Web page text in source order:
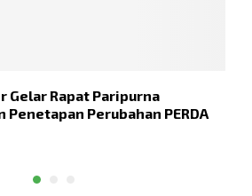
Gelar Rapat Paripurna
Penetapan Perubahan PERDA